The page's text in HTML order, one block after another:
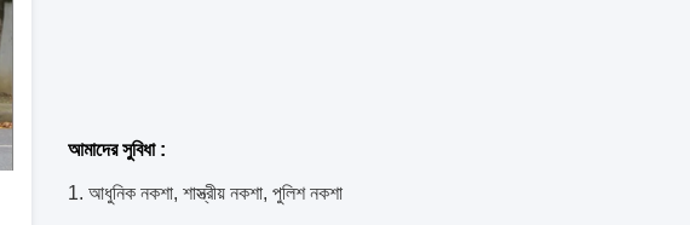
আমাদের সুবিধা :
1. আধুনিক নকশা, শাস্ত্রীয় নকশা, পুলিশ নকশা